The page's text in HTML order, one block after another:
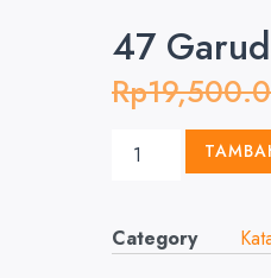
47
Rp
Category